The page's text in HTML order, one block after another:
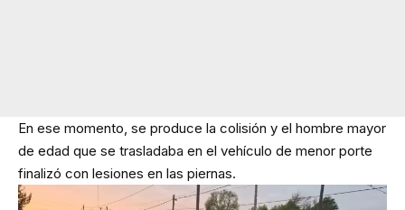
En ese momento, se produce la colisión y el hombre mayor
de edad que se trasladaba en el vehículo de menor porte
finalizó con lesiones en las piernas.